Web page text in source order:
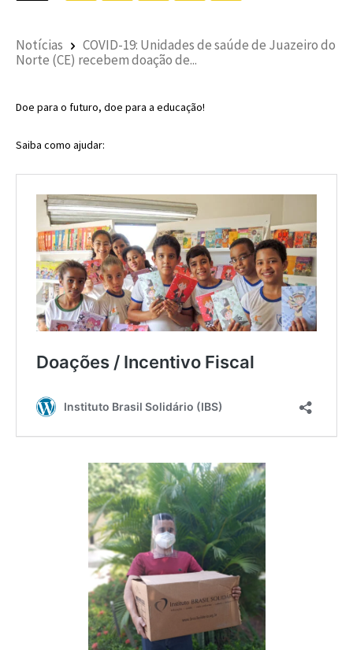
Notícias
COVID-19: Unidades de saúde de Juazeiro do
Norte (CE) recebem doação de...
Doe para o futuro, doe para a educação!
Saiba como ajudar: